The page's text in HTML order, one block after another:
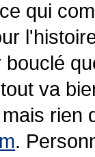
qui
va
rien
.